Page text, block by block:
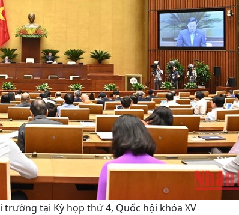
tại Kỳ họp thứ 4, Quốc hội khóa XV